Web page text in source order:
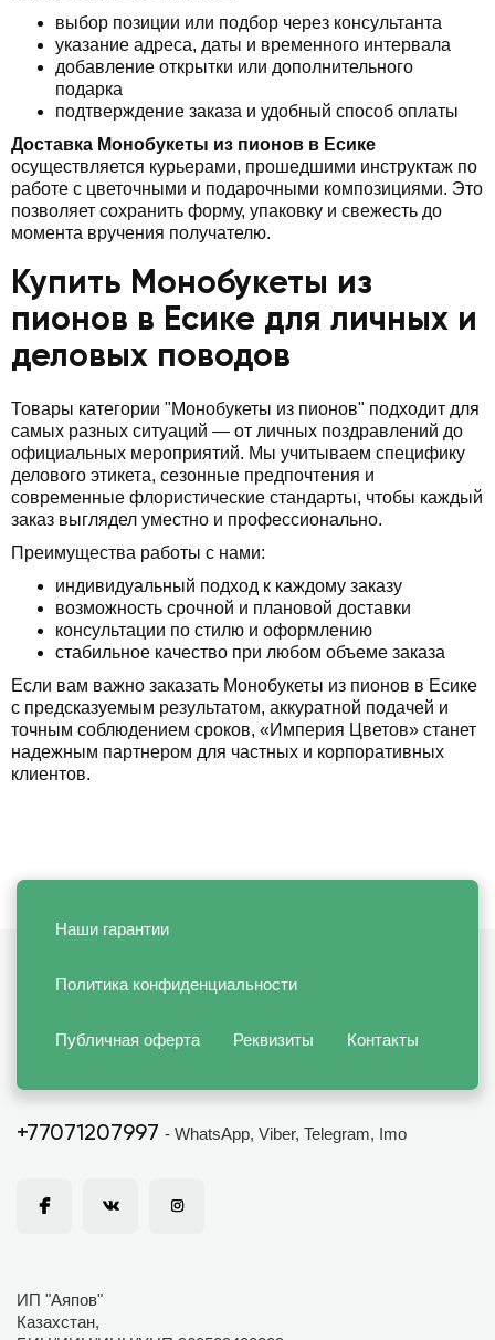
выбор позиции или подбор через консультанта
указание адреса, даты и временного интервала
добавление открытки или дополнительного
подарка
подтверждение заказа и удобный способ оплаты
Доставка Монобукеты из пионов в Есике
осуществляется курьерами, прошедшими инструктаж по
работе с цветочными и подарочными композициями. Это
позволяет сохранить форму, упаковку и свежесть до
момента вручения получателю.
Купить Монобукеты из
пионов в Есике для личных и
деловых поводов
Товары категории "Монобукеты из пионов" подходит для
самых разных ситуаций — от личных поздравлений до
официальных мероприятий. Мы учитываем специфику
делового этикета, сезонные предпочтения и
современные флористические стандарты, чтобы каждый
заказ выглядел уместно и профессионально.
Преимущества работы с нами:
индивидуальный подход к каждому заказу
возможность срочной и плановой доставки
консультации по стилю и оформлению
стабильное качество при любом объеме заказа
Если вам важно заказать Монобукеты из пионов в Есике
с предсказуемым результатом, аккуратной подачей и
точным соблюдением сроков, «Империя Цветов» станет
надежным партнером для частных и корпоративных
клиентов.
Наши гарантии
Политика конфиденциальности
Публичная оферта Реквизиты Контакты
+77071207997 - WhatsApp, Viber, Telegram, Imo
ИП "Аяпов"
Казахстан,